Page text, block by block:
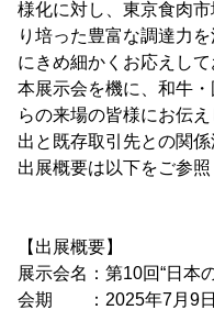
様化に対し、東京食肉
り培った豊富な調達力
にきめ細かくお応えして
本展示会を機に、和牛
らの来場の皆様にお伝
出と既存取引先との関
出展概要は以下をご参照
【出展概要】
展示会名：第10回“日本
会期 ：2025年7月9日